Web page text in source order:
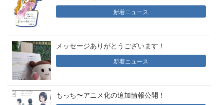
新着ニュース
メッセージありがとうございます！
新着ニュース
もっち〜アニメ化の追加情報公開！